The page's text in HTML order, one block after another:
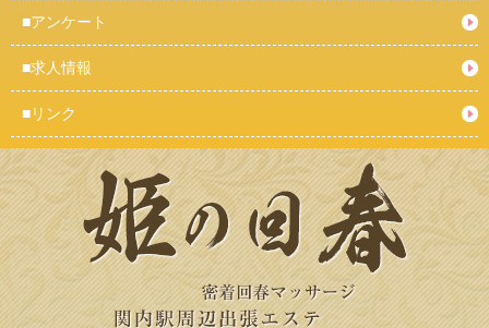
■アンケート
■求人情報
■ リンク